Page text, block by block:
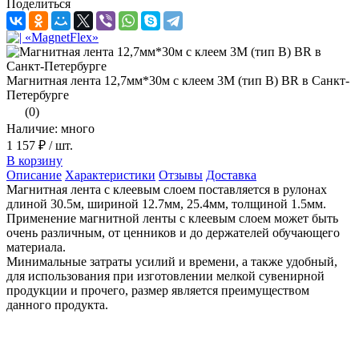
Поделиться
Магнитная лента 12,7мм*30м с клеем 3M (тип B) BR в Санкт-
Петербурге
(0)
Наличие: много
1 157 ₽ / шт.
В корзину
Описание Характеристики Отзывы Доставка
Магнитная лента с клеевым слоем поставляется в рулонах
длиной 30.5м, шириной 12.7мм, 25.4мм, толщиной 1.5мм.
Применение магнитной ленты с клеевым слоем может быть
очень различным, от ценников и до держателей обучающего
материала.
Минимальные затраты усилий и времени, а также удобный,
для использования при изготовлении мелкой сувенирной
продукции и прочего, размер является преимуществом
данного продукта.